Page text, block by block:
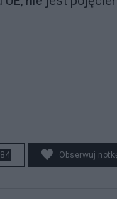
84 Obserwuj